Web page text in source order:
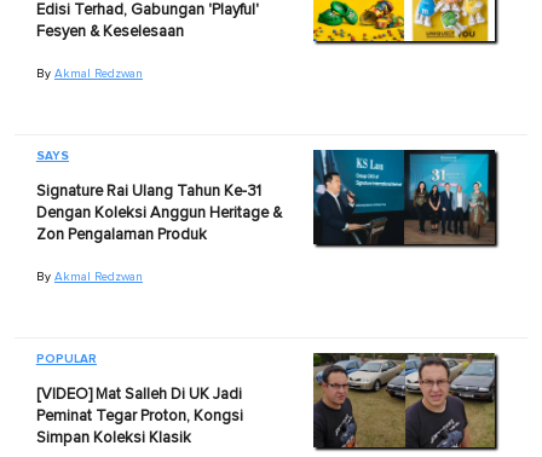
Edisi Terhad, Gabungan 'Playful'
Fesyen & Keselesaan
By Akmal Redzwan
SAYS
Signature Rai Ulang Tahun Ke-31
Dengan Koleksi Anggun Heritage &
Zon Pengalaman Produk
By Akmal Redzwan
POPULAR
[VIDEO] Mat Salleh Di UK Jadi
Peminat Tegar Proton, Kongsi
Simpan Koleksi Klasik